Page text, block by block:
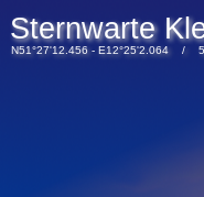
Sternwarte
N51°27'12.456 - E12°25'2.064 /